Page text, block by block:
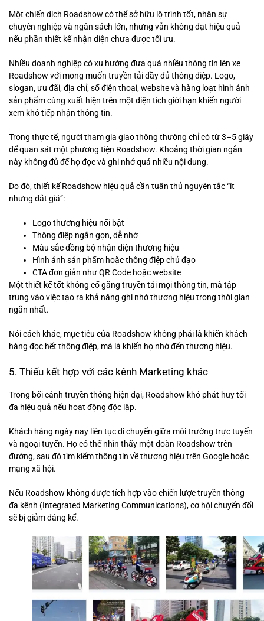
Một chiến dịch Roadshow có thể sở hữu lộ trình tốt, nhân sự
chuyên nghiệp và ngân sách lớn, nhưng vẫn không đạt hiệu quả
nếu phần thiết kế nhận diện chưa được tối ưu.
Nhiều doanh nghiệp có xu hướng đưa quá nhiều thông tin lên xe
Roadshow với mong muốn truyền tải đầy đủ thông điệp. Logo,
slogan, ưu đãi, địa chỉ, số điện thoại, website và hàng loạt hình ảnh
sản phẩm cùng xuất hiện trên một diện tích giới hạn khiến người
xem khó tiếp nhận thông tin.
Trong thực tế, người tham gia giao thông thường chỉ có từ 3–5 giây
để quan sát một phương tiện Roadshow. Khoảng thời gian ngắn
này không đủ để họ đọc và ghi nhớ quá nhiều nội dung.
Do đó, thiết kế Roadshow hiệu quả cần tuân thủ nguyên tắc “ít
nhưng đắt giá”:
Logo thương hiệu nổi bật
Thông điệp ngắn gọn, dễ nhớ
Màu sắc đồng bộ nhận diện thương hiệu
Hình ảnh sản phẩm hoặc thông điệp chủ đạo
CTA đơn giản như QR Code hoặc website
Một thiết kế tốt không cố gắng truyền tải mọi thông tin, mà tập
trung vào việc tạo ra khả năng ghi nhớ thương hiệu trong thời gian
ngắn nhất.
Nói cách khác, mục tiêu của Roadshow không phải là khiến khách
hàng đọc hết thông điệp, mà là khiến họ nhớ đến thương hiệu.
5. Thiếu kết hợp với các kênh Marketing khác
Trong bối cảnh truyền thông hiện đại, Roadshow khó phát huy tối
đa hiệu quả nếu hoạt động độc lập.
Khách hàng ngày nay liên tục di chuyển giữa môi trường trực tuyến
và ngoại tuyến. Họ có thể nhìn thấy một đoàn Roadshow trên
đường, sau đó tìm kiếm thông tin về thương hiệu trên Google hoặc
mạng xã hội.
Nếu Roadshow không được tích hợp vào chiến lược truyền thông
đa kênh (Integrated Marketing Communications), cơ hội chuyển đổi
sẽ bị giảm đáng kể.